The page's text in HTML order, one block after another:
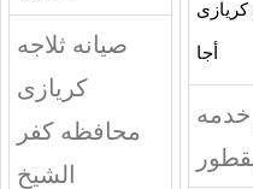
أجا
صيانه ثلاجه
كريازى
محافظه كفر
الشيخ